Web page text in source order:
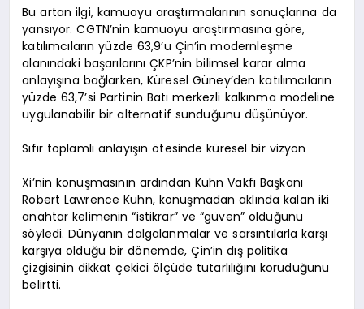
Bu artan ilgi, kamuoyu araştırmalarının sonuçlarına da
yansıyor. CGTN’nin kamuoyu araştırmasına göre,
katılımcıların yüzde 63,9’u Çin’in modernleşme
alanındaki başarılarını ÇKP’nin bilimsel karar alma
anlayışına bağlarken, Küresel Güney’den katılımcıların
yüzde 63,7’si Partinin Batı merkezli kalkınma modeline
uygulanabilir bir alternatif sunduğunu düşünüyor.
Sıfır toplamlı anlayışın ötesinde küresel bir vizyon
Xi’nin konuşmasının ardından Kuhn Vakfı Başkanı
Robert Lawrence Kuhn, konuşmadan aklında kalan iki
anahtar kelimenin “istikrar” ve “güven” olduğunu
söyledi. Dünyanın dalgalanmalar ve sarsıntılarla karşı
karşıya olduğu bir dönemde, Çin’in dış politika
çizgisinin dikkat çekici ölçüde tutarlılığını koruduğunu
belirtti.